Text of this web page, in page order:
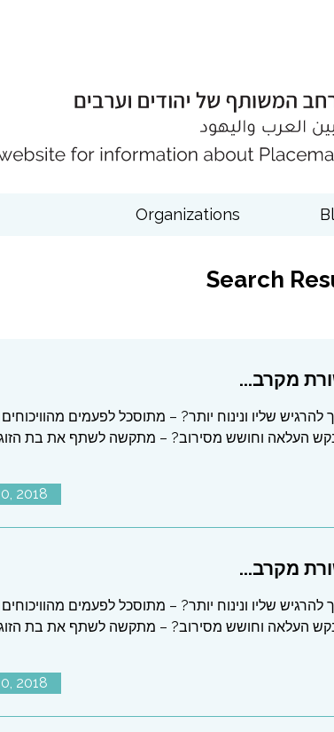
Organizations
Search
מקרב...
שליו ונינוח יותר? – מתוסכל לפעמים
העלאה וחושש מסירוב? – מתקשה לשתף את בת
2018
מקרב...
שליו ונינוח יותר? – מתוסכל לפעמים
העלאה וחושש מסירוב? – מתקשה לשתף את בת
2018